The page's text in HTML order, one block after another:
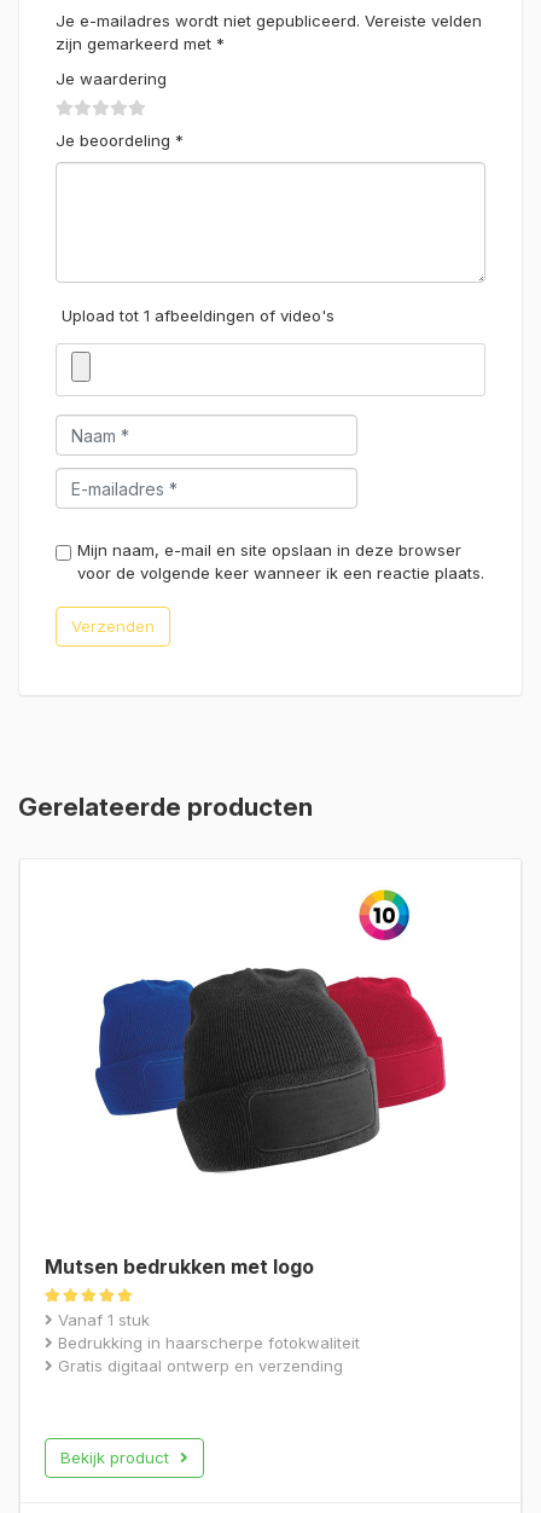
Je e-mailadres wordt niet gepubliceerd. Vereiste velden
zijn gemarkeerd met *
Je waardering
Je beoordeling *
Upload tot 1 afbeeldingen of video's
Mijn naam, e-mail en site opslaan in deze browser
voor de volgende keer wanneer ik een reactie plaats.
Gerelateerde producten
Mutsen bedrukken met logo
Gewaardeerd
5.00
uit 5
Vanaf 1 stuk
Bedrukking in haarscherpe fotokwaliteit
Gratis digitaal ontwerp en verzending
Bekijk product